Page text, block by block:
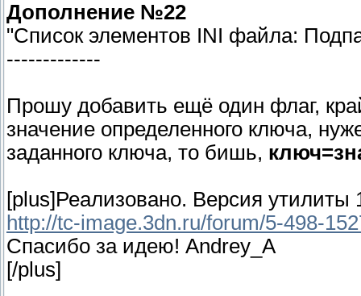
Дополнение №22
"Список элементов INI файла:
-------------
Прошу добавить ещё один флаг,
значение определенного ключа,
заданного ключа, то бишь,
[plus]Реализовано. Версия утилиты
http://tc-image.3dn.ru/forum/5-498-
Спасибо за идею! Andrey_A
[/plus]